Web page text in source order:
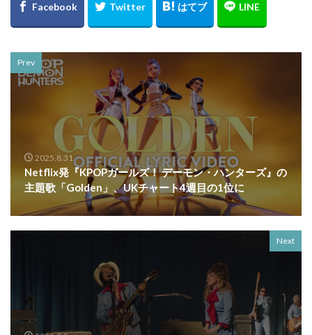
Prev
2025.8.31
Netflix発『KPOPガールズ！ デーモン・ハンターズ』の
主題歌「Golden」、UKチャート4週目の1位に
Next